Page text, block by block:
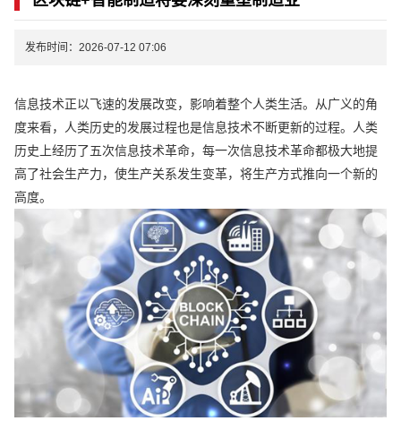
发布时间：2026-07-12 07:06
信息技术正以飞速的发展改变，影响着整个人类生活。从广义的角
度来看，人类历史的发展过程也是信息技术不断更新的过程。人类
历史上经历了五次信息技术革命，每一次信息技术革命都极大地提
高了社会生产力，使生产关系发生变革，将生产方式推向一个新的
高度。